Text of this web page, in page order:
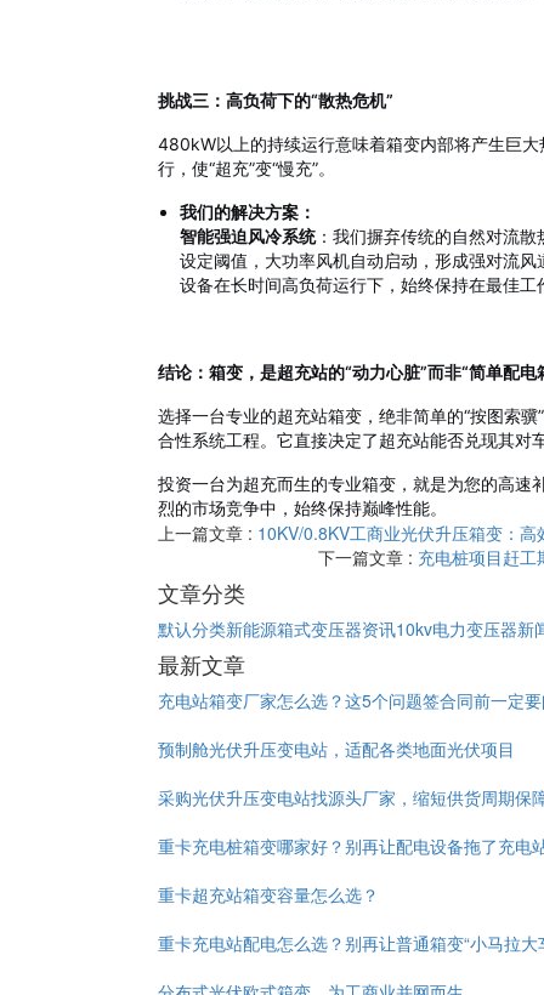
挑战三：高负荷下的“散热危机”
480kW以上的持续运行意味着箱变内部将产生巨
行，使“超充”变“慢充”。
我们的解决方案：
智能强迫风冷系统：我们摒弃传统的自然对流
设定阈值，大功率风机自动启动，形成强对流
设备在长时间高负荷运行下，始终保持在最佳工
结论：箱变，是超充站的“动力心脏”而非“简单配电
选择一台专业的超充站箱变，绝非简单的“按图索骥
合性系统工程。它直接决定了超充站能否兑现其对
投资一台为超充而生的专业箱变，就是为您的高速
烈的市场竞争中，始终保持巅峰性能。
上一篇文章 : 10KV/0.8KV工商业光伏升压箱变：高
下一篇文章 : 充电桩项目赶工
文章分类
默认分类新能源箱式变压器资讯10kv电力变压器新
最新文章
充电站箱变厂家怎么选？这5个问题签合同前一定
预制舱光伏升压变电站，适配各类地面光伏项目
采购光伏升压变电站找源头厂家，缩短供货周期保
重卡充电桩箱变哪家好？别再让配电设备拖了充电
重卡超充站箱变容量怎么选？
重卡充电站配电怎么选？别再让普通箱变“小马拉大